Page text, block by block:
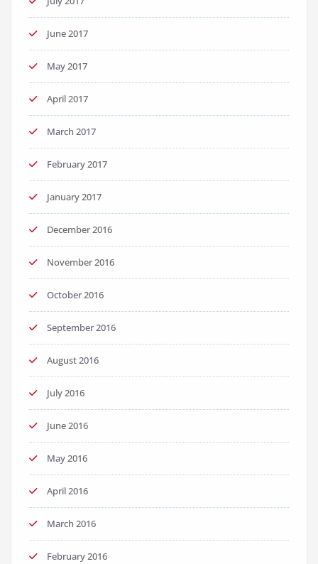
June 2017
May 2017
April 2017
March 2017
February 2017
January 2017
December 2016
November 2016
October 2016
September 2016
August 2016
July 2016
June 2016
May 2016
April 2016
March 2016
February 2016